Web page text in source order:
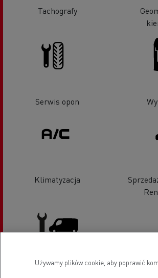
Tachografy
Serwis opon
Klimatyzacja
Pojazdy LCV serwis i naprawa
Używamy plików cookie, aby poprawić